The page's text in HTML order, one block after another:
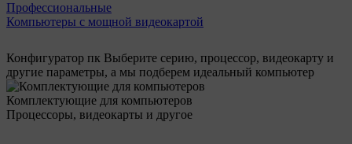
Профессиональные
Компьютеры с мощной видеокартой
Конфигуратор пк Выберите серию, процессор, видеокарту и
другие параметры, а мы подберем идеальный компьютер
Комплектующие для компьютеров
Процессоры, видеокарты и другое